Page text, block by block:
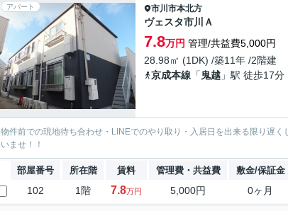
アパート 市川市本北方
ヴェスタ市川Ａ
7.8万円 管理/共益費5,000円
28.98㎡ (1DK) /築11年 /2階建
京成本線 「 鬼越 」駅 徒歩17分
物件前での現地待ち合わせ・LINEでのやり取り・入居日を出来る限り遅
いませ！！
部屋番号 所在階 賃料 管理費・共益費 敷金/保証金
102 1階 7.8万円 5,000円 0ヶ月